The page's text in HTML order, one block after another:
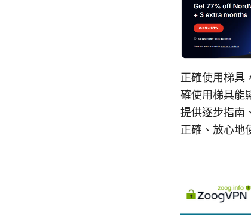
正確使用梯具
確使用梯具能
提供逐步指南
正確、放心地